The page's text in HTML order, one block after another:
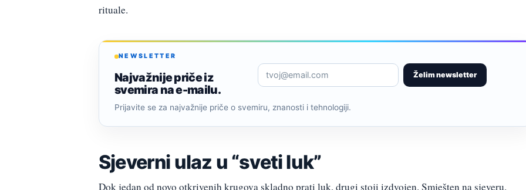
rituale.
NEWSLETTER
Najvažnije priče iz
svemira na e-mailu.
Želim newsletter
Prijavite se za najvažnije priče o svemiru, znanosti i tehnologiji.
Sjeverni ulaz u “sveti luk”
Dok jedan od novo otkrivenih krugova skladno prati luk, drugi stoji izdvojen. Smješten na sjeveru,